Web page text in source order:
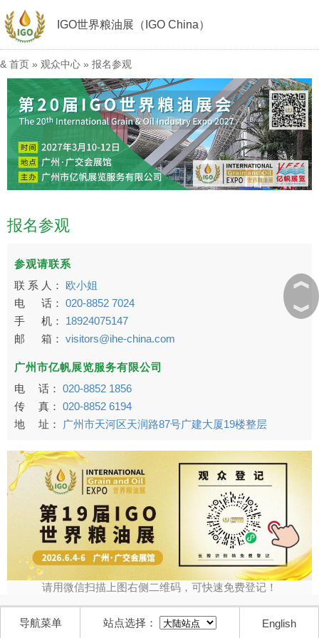
IGO世界粮油展（IGO China）
& 首页 » 观众中心 » 报名参观
报名参观
参观请联系
联 系 人：
欧小姐
电 话： 020-8852 7024
手 机：
18924075147
邮 箱： visitors@ihe-china.com
广州市亿帆展览服务有限公司
电 话： 020-8852 1856
传 真： 020-8852 6194
地 址：
广州市天河区天润路87号广建大厦19楼整层
请用微信扫描上图右侧二维码，可快速免费登记！
︽
︾
导航菜单 站点选择： English